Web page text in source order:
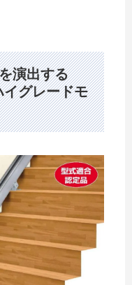
演出する
グレードモ